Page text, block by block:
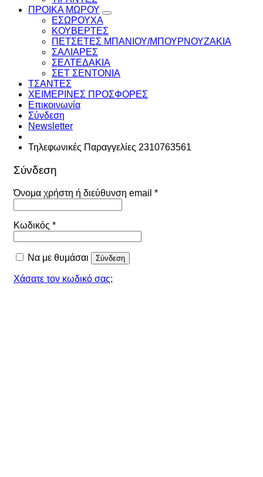
ΠΡΟΙΚΑ ΜΩΡΟΥ
ΕΣΩΡΟΥΧΑ
ΚΟΥΒΕΡΤΕΣ
ΠΕΤΣΕΤΕΣ ΜΠΑΝΙΟΥ/ΜΠΟΥΡΝΟΥΖΑΚΙΑ
ΣΑΛΙΑΡΕΣ
ΣΕΛΤΕΔΑΚΙΑ
ΣΕΤ ΣΕΝΤΟΝΙΑ
ΤΣΑΝΤΕΣ
ΧΕΙΜΕΡΙΝΕΣ ΠΡΟΣΦΟΡΕΣ
Επικοινωνία
Σύνδεση
Newsletter
Τηλεφωνικές Παραγγελίες 2310763561
Σύνδεση
Όνομα χρήστη ή διεύθυνση email *Απαιτείται
Κωδικός *Απαιτείται
Να με θυμάσαι Σύνδεση
Χάσατε τον κωδικό σας;